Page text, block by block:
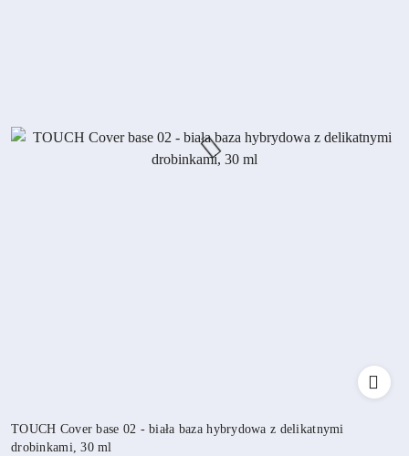
TOUCH Cover base 02 - biała baza hybrydowa z delikatnymi
drobinkami, 30 ml